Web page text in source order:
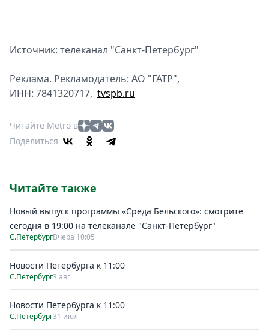
Источник: телеканал "Санкт-Петербург"
Реклама. Рекламодатель: АО "ГАТР",
ИНН: 7841320717, tvspb.ru
Читайте Metro в
Поделиться
Читайте также
Новый выпуск программы «Среда Бельского»: смотрите
сегодня в 19:00 на телеканале "Санкт-Петербург"
С.ПетербургВчера 10:05
Новости Петербурга к 11:00
С.Петербург3 авг
Новости Петербурга к 11:00
С.Петербург31 июл